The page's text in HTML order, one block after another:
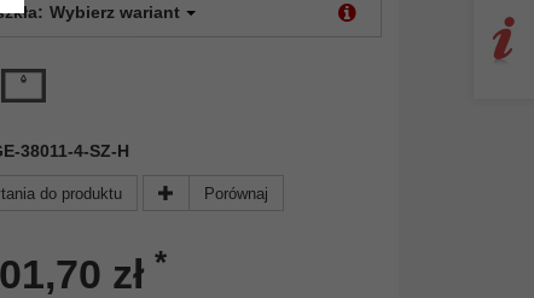
Wybierz wariant
38011-4-SZ-H
do produktu Porównaj
zł *